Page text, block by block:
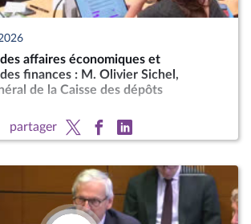
affaires économiques et
finances : M. Olivier Sichel,
de la Caisse des dépôts
partager